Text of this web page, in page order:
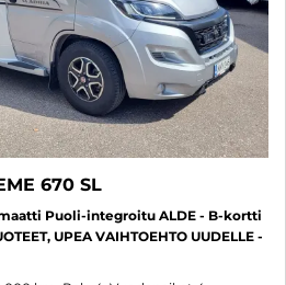
670 SL
Puoli-integroitu ALDE - B-kortti
UPEA VAIHTOEHTO UUDELLE -